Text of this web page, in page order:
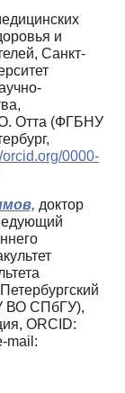
и
Санкт-
Отта (ФГБНУ
orcid.org/0000-
доктор
ВО СПбГУ),
ORCID:
mail: